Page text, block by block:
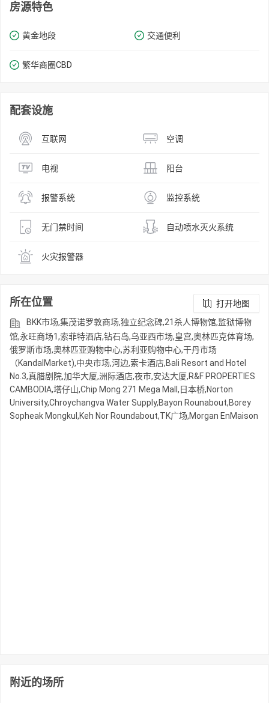
房源特色
黄金地段 交通便利
繁华商圈​​CBD
配套设施
互联网 空调
电视 阳台
报警系统 监控系统
无门禁时间 自动喷水灭火系统
火灾报警器
所在位置
打开地图
BKK市场,集茂诺罗敦商场,独立纪念碑,21杀人博物馆,监狱博物
馆,永旺商场1,索菲特酒店,钻石岛,乌亚西市场,皇宫,奥林匹克体育场,
俄罗斯市场,奥林匹亚购物中心,苏利亚购物中心,干丹市场
（KandalMarket),中央市场,河边,索卡酒店,Bali Resort and Hotel
No.3,真腊剧院,加华大厦,洲际酒店,夜市,安达大厦,R&F PROPERTIES
CAMBODIA,塔仔山,Chip Mong 271 Mega Mall,日本桥,Norton
University,Chroychangva Water Supply,Bayon Rounabout,Borey
Sopheak Mongkul,Keh Nor Roundabout,TK广场,Morgan EnMaison
附近的场所